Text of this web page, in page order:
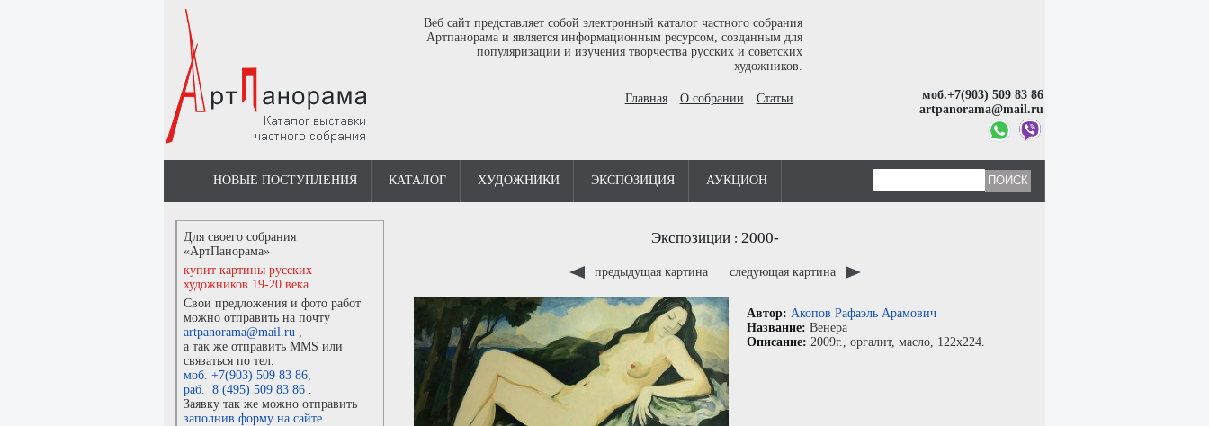
Веб сайт представляет собой электронный каталог частного собрания
Артпанорама и является информационным ресурсом, созданным для
популяризации и изучения творчества русских и советских
художников.
Главная О собрании Статьи
моб.+7(903) 509 83 86
artpanorama@mail.ru
НОВЫЕ ПОСТУПЛЕНИЯ КАТАЛОГ ХУДОЖНИКИ ЭКСПОЗИЦИЯ АУКЦИОН
Для своего собрания
«АртПанорама»
купит картины русских
художников 19-20 века.
Свои предложения и фото работ
можно отправить на почту
artpanorama@mail.ru ,
а так же отправить MMS или
связаться по тел.
моб. +7(903) 509 83 86,
раб. 8 (495) 509 83 86 .
Заявку так же можно отправить
заполнив форму на сайте.
Экспозиции: 2000-
предыдущая картина следующая картина
Автор: Акопов Рафаэль Арамович
Название: Венера
Описание: 2009г., оргалит, масло, 122x224.